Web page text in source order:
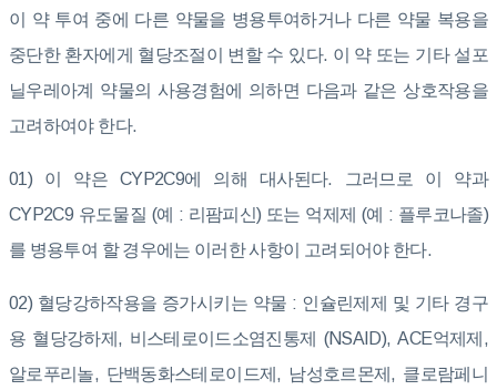
이 약 투여 중에 다른 약물을 병용투여하거나 다른 약물 복용을
중단한 환자에게 혈당조절이 변할 수 있다. 이 약 또는 기타 설포
닐우레아계 약물의 사용경험에 의하면 다음과 같은 상호작용을
고려하여야 한다.
01) 이 약은 CYP2C9에 의해 대사된다. 그러므로 이 약과
CYP2C9 유도물질 (예 : 리팜피신) 또는 억제제 (예 : 플루코나졸)
를 병용투여 할 경우에는 이러한 사항이 고려되어야 한다.
02) 혈당강하작용을 증가시키는 약물 : 인슐린제제 및 기타 경구
용 혈당강하제, 비스테로이드소염진통제 (NSAID), ACE억제제,
알로푸리놀, 단백동화스테로이드제, 남성호르몬제, 클로람페니